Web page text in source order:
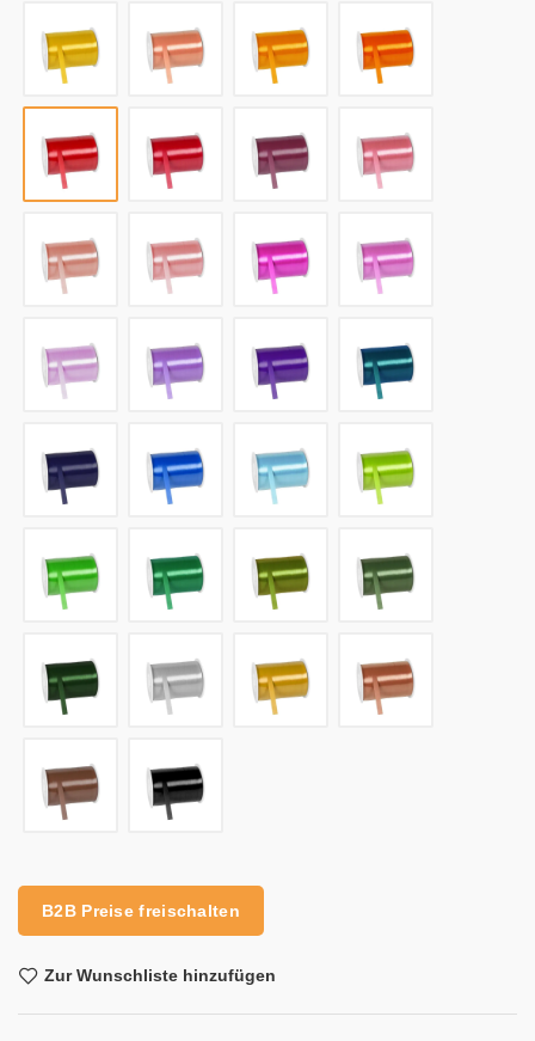
B2B Preise freischalten
Zur Wunschliste hinzufügen